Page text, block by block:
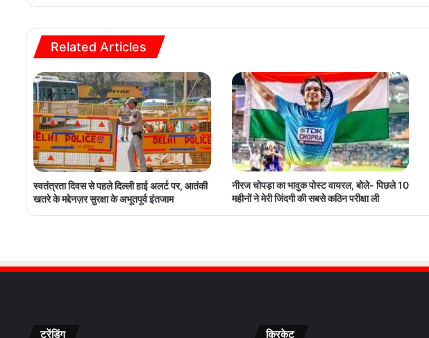
Related Articles
स्वतंत्रता दिवस से पहले दिल्ली हाई अलर्ट पर, आतंकी
खतरे के मद्देनज़र सुरक्षा के अभूतपूर्व इंतजाम
नीरज चोपड़ा का भावुक पोस्ट वायरल, बोले- पिछले 10
महीनों ने मेरी जिंदगी की सबसे कठिन परीक्षा ली
ट्रेंडिंग क्रिकेट